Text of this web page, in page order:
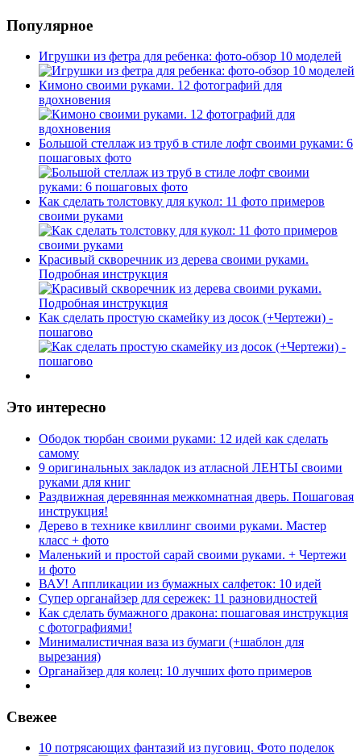
Популярное
Игрушки из фетра для ребенка: фото-обзор 10 моделей
Кимоно своими руками. 12 фотографий для
вдохновения
Большой стеллаж из труб в стиле лофт своими руками: 6
пошаговых фото
Как сделать толстовку для кукол: 11 фото примеров
своими руками
Красивый скворечник из дерева своими руками.
Подробная инструкция
Как сделать простую скамейку из досок (+Чертежи) -
пошагово
Это интересно
Ободок тюрбан своими руками: 12 идей как сделать
самому
9 оригинальных закладок из атласной ЛЕНТЫ своими
руками для книг
Раздвижная деревянная межкомнатная дверь. Пошаговая
инструкция!
Дерево в технике квиллинг своими руками. Мастер
класс + фото
Маленький и простой сарай своими руками. + Чертежи
и фото
ВАУ! Аппликации из бумажных салфеток: 10 идей
Супер органайзер для сережек: 11 разновидностей
Как сделать бумажного дракона: пошаговая инструкция
с фотографиями!
Минималистичная ваза из бумаги (+шаблон для
вырезания)
Органайзер для колец: 10 лучших фото примеров
Свежее
10 потрясающих фантазий из пуговиц. Фото поделок